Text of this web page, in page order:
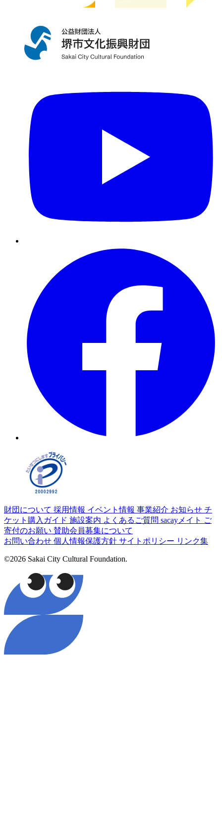
財団について 採用情報 イベント情報 事業紹介 お知らせ チ
ケット購入ガイド 施設案内 よくあるご質問 sacayメイト ご
寄付のお願い 賛助会員募集について
お問い合わせ 個人情報保護方針 サイトポリシー リンク集
©2026 Sakai City Cultural Foundation.